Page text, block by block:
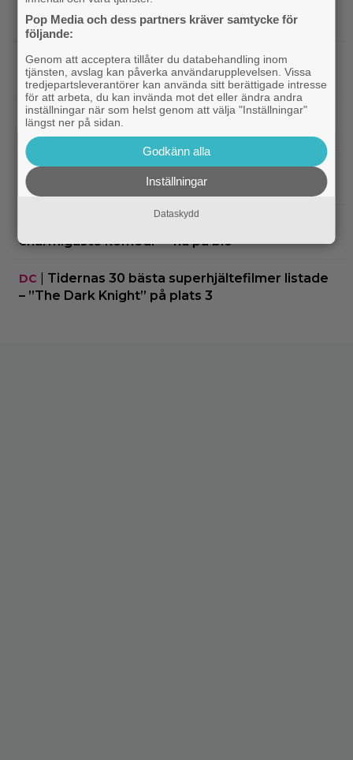
TV-spel |Arga föräldrar ringde ner Nintendo –
spelkaraktären ”ser ut som en penis”
Kommande filmer|Nu vet vi vem som spelar
skurken Ganondorf i ”The Legend of Zelda”
Casting|Jim Carrey klar för ny långfilm –
baserad på älskad animerad serie
Casting|Från ”Heartstopper” till ”X-Men”? Kit
Connor kan bli nye Cyclops
charmigaste komedi” – nu på bio
DC
Tidernas 30 bästa superhjältefilmer listade
– ”The Dark Knight” på plats 3
Pop Media och dess partners kräver samtycke för
följande:
Genom att acceptera tillåter du databehandling inom
tjänsten, avslag kan påverka användarupplevelsen. Vissa
tredjepartsleverantörer kan använda sitt berättigade intresse
för att arbeta, du kan invända mot det eller ändra andra
inställningar när som helst genom att välja "Inställningar"
längst ner på sidan.
Godkänn alla
Inställningar
Dataskydd